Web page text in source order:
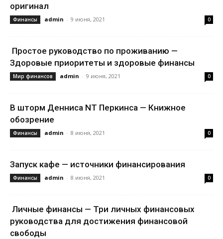
оригинал
Финансы admin - 9 июня, 2021 0
Простое руководство по проживанию —
Здоровые приоритеты и здоровые финансы
Мир финансов admin - 9 июня, 2021 0
В шторм Денниса NT Перкинса — Книжное
обозрение
Финансы admin - 8 июня, 2021 0
Запуск кафе — источники финансирования
Финансы admin - 8 июня, 2021 0
Личные финансы — Три личных финансовых
руководства для достижения финансовой
свободы